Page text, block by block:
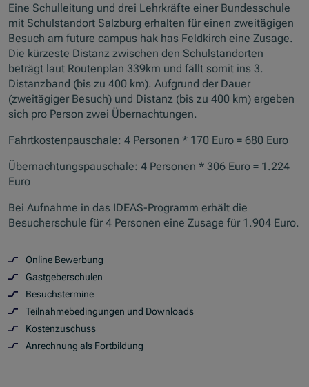
Eine Schulleitung und drei Lehrkräfte einer Bundesschule
mit Schulstandort Salzburg erhalten für einen zweitägigen
Besuch am future campus hak has Feldkirch eine Zusage.
Die kürzeste Distanz zwischen den Schulstandorten
beträgt laut Routenplan 339km und fällt somit ins 3.
Distanzband (bis zu 400 km). Aufgrund der Dauer
(zweitägiger Besuch) und Distanz (bis zu 400 km) ergeben
sich pro Person zwei Übernachtungen.
Fahrtkostenpauschale: 4 Personen * 170 Euro = 680 Euro
Übernachtungspauschale: 4 Personen * 306 Euro = 1.224
Euro
Bei Aufnahme in das IDEAS-Programm erhält die
Besucherschule für 4 Personen eine Zusage für 1.904 Euro.
Online Bewerbung
Gastgeberschulen
Besuchstermine
Teilnahmebedingungen und Downloads(Öffnet in neuem Fenster)
Kostenzuschuss
Anrechnung als Fortbildung